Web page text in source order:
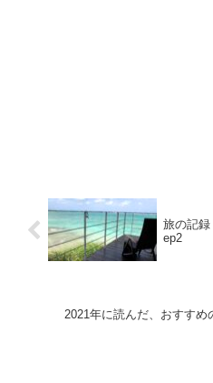
旅の記
ep2
2021年に読んだ、おすすめ